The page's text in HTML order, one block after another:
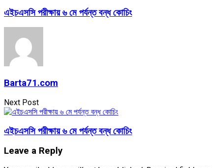
এইচএসসি পরীক্ষায় ৬ মে পর্যন্ত বন্ধ কোচিং
Barta71.com
Next Post
এইচএসসি পরীক্ষায় ৬ মে পর্যন্ত বন্ধ কোচিং
Leave a Reply